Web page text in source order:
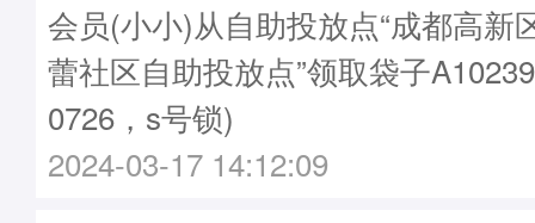
会员(小小)从自助投放点“成都高新
蕾社区自助投放点”领取袋子
0726，s号锁)
2024-03-17 14:12:09